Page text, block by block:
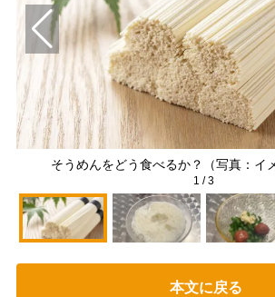
そうめんをどう食べるか？（写真：イ
1 /3
本文に戻る